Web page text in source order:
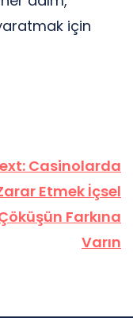
için
Casinolarda
Etmek İçsel
Farkına
Varın